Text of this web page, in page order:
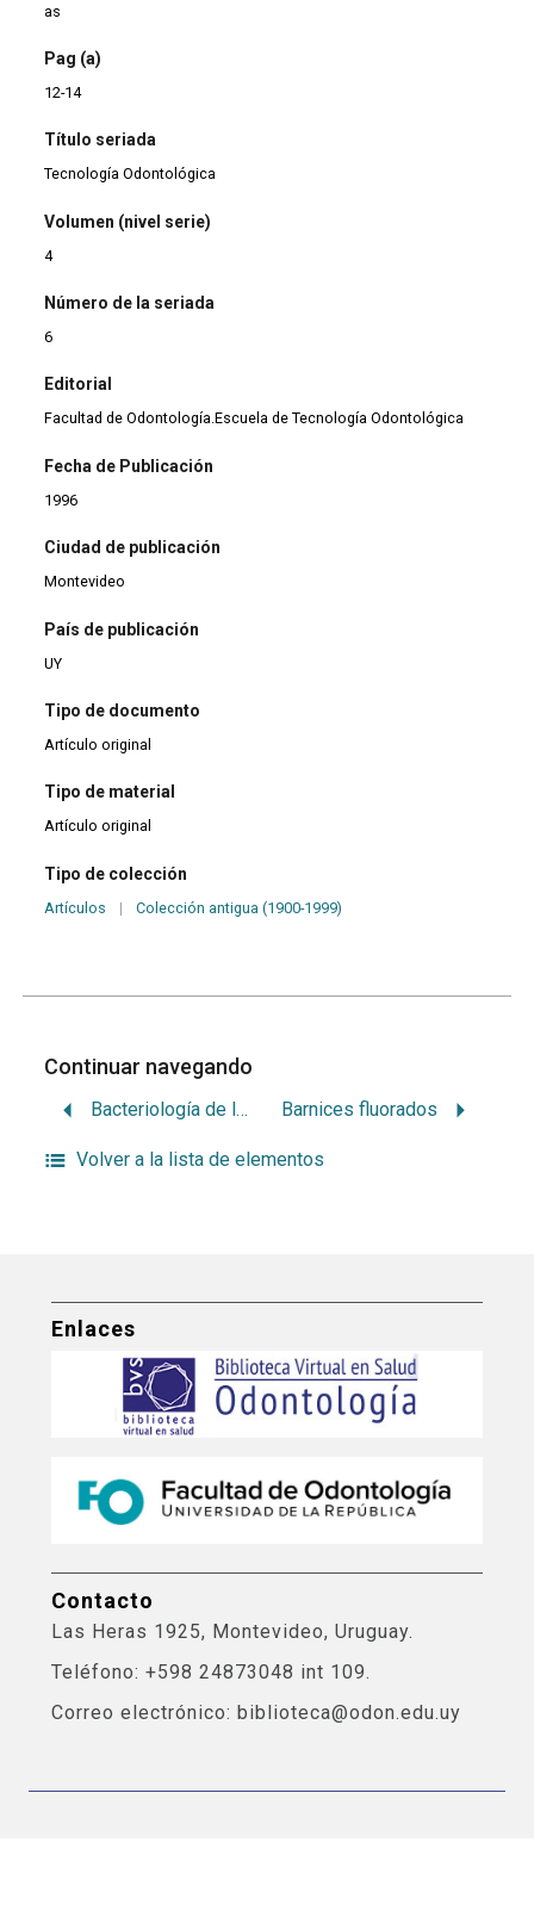
as
Pag (a)
12-14
Título seriada
Tecnología Odontológica
Volumen (nivel serie)
4
Número de la seriada
6
Editorial
Facultad de Odontología.Escuela de Tecnología Odontológica
Fecha de Publicación
1996
Ciudad de publicación
Montevideo
País de publicación
UY
Tipo de documento
Artículo original
Tipo de material
Artículo original
Tipo de colección
Artículos | Colección antigua (1900-1999)
Continuar navegando
Bacteriología de la caries dentaria en relación a su etiología Barnices fluorados
Volver a la lista de elementos
Enlaces
Contacto
Las Heras 1925, Montevideo, Uruguay.
Teléfono: +598 24873048 int 109.
Correo electrónico: biblioteca@odon.edu.uy